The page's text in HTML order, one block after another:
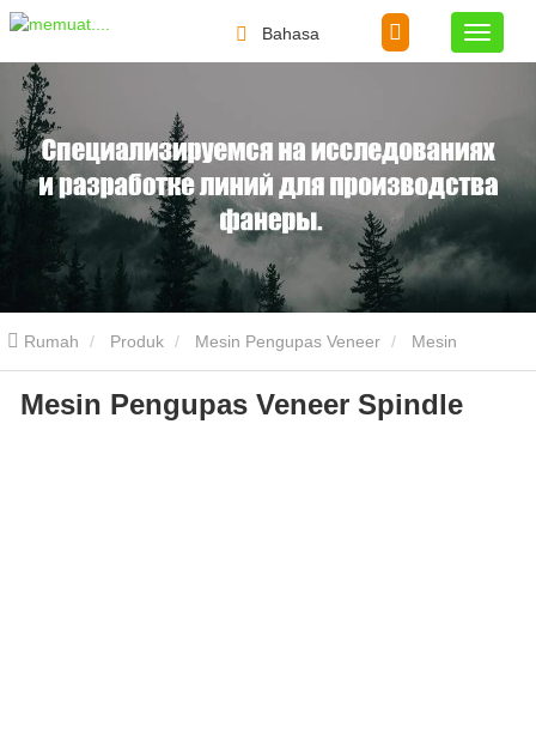
Bahasa
Rumah Produk Mesin Pengupas Veneer
Pengupas Veneer Spindle
Mesin Pengupas Veneer Spindle